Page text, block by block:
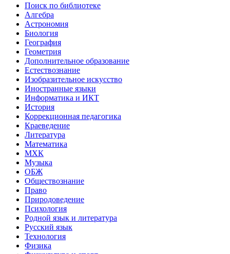
Поиск по библиотеке
Алгебра
Астрономия
Биология
География
Геометрия
Дополнительное образование
Естествознание
Изобразительное искусство
Иностранные языки
Информатика и ИКТ
История
Коррекционная педагогика
Краеведение
Литература
Математика
МХК
Музыка
ОБЖ
Обществознание
Право
Природоведение
Психология
Родной язык и литература
Русский язык
Технология
Физика